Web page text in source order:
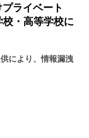
ライベート
・高等学校に
により、情報漏洩